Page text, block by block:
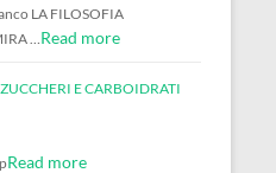
LA FILOSOFIA
… Read more
E CARBOIDRATI
Read more